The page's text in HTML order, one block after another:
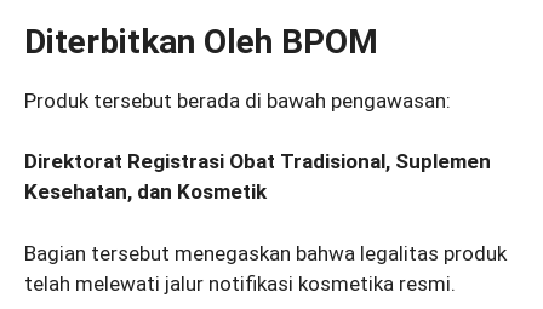
Diterbitkan Oleh BPOM
Produk tersebut berada di bawah pengawasan:
Direktorat Registrasi Obat Tradisional, Suplemen
Kesehatan, dan Kosmetik
Bagian tersebut menegaskan bahwa legalitas produk
telah melewati jalur notifikasi kosmetika resmi.